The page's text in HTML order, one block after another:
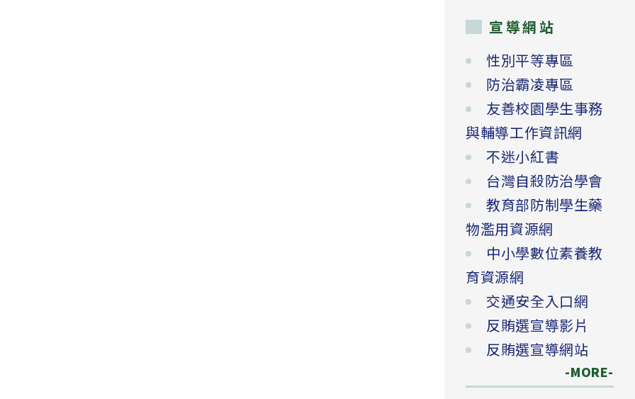
宣導網站
性別平等專區
防治霸凌專區
友善校園學生事務
與輔導工作資訊網
不迷小紅書
台灣自殺防治學會
教育部防制學生藥
物濫用資源網
中小學數位素養教
育資源網
交通安全入口網
反賄選宣導影片
反賄選宣導網站
-MORE-